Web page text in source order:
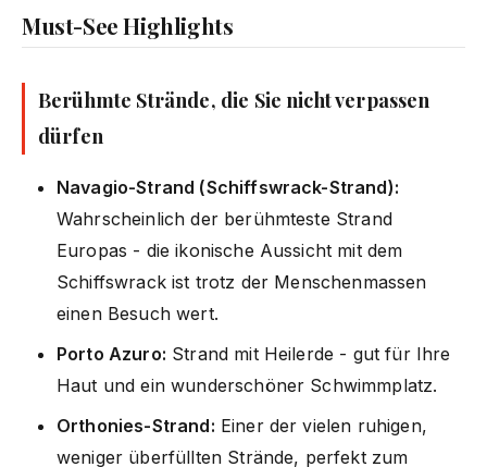
Must-See Highlights
Berühmte Strände, die Sie nicht verpassen
dürfen
Navagio-Strand (Schiffswrack-Strand):
Wahrscheinlich der berühmteste Strand
Europas - die ikonische Aussicht mit dem
Schiffswrack ist trotz der Menschenmassen
einen Besuch wert.
Porto Azuro: Strand mit Heilerde - gut für Ihre
Haut und ein wunderschöner Schwimmplatz.
Orthonies-Strand: Einer der vielen ruhigen,
weniger überfüllten Strände, perfekt zum